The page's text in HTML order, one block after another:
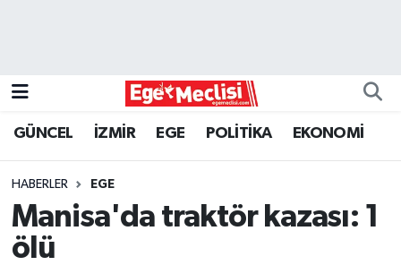
GÜNCEL İZMİR EGE POLİTİKA EKONOMİ
HABERLER EGE
Manisa'da traktör kazası: 1
ölü
GÜNCEL
İZMİR
ÖZEL HABER